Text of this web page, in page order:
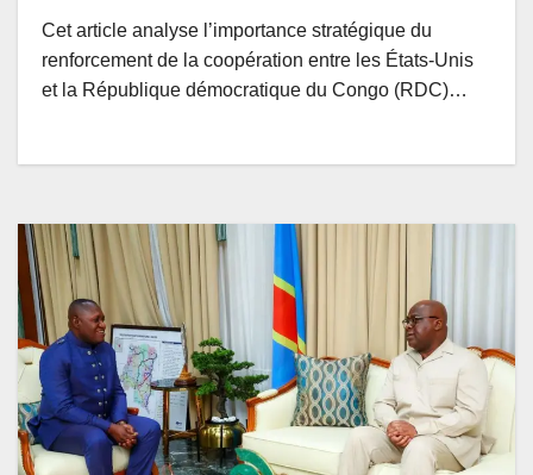
Cet article analyse l’importance stratégique du
renforcement de la coopération entre les États-Unis
et la République démocratique du Congo (RDC)…